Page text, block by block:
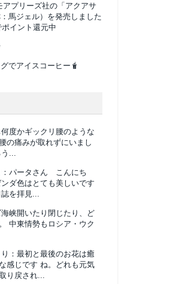
プリーズ社の「アクアサ
馬ジェル）を発売しました
イント還元中
でアイスコーヒー🧋
度かギックリ腰のような
の痛みが取れずにいまし
...
パータさん こんにち
ダ色はとても美しいです
を拝見...
峡開いたり閉じたり、ど
中東情勢もロシア・ウク
： 最初と最後のお花は癒
感じです ね。どれも元気
り戻され...